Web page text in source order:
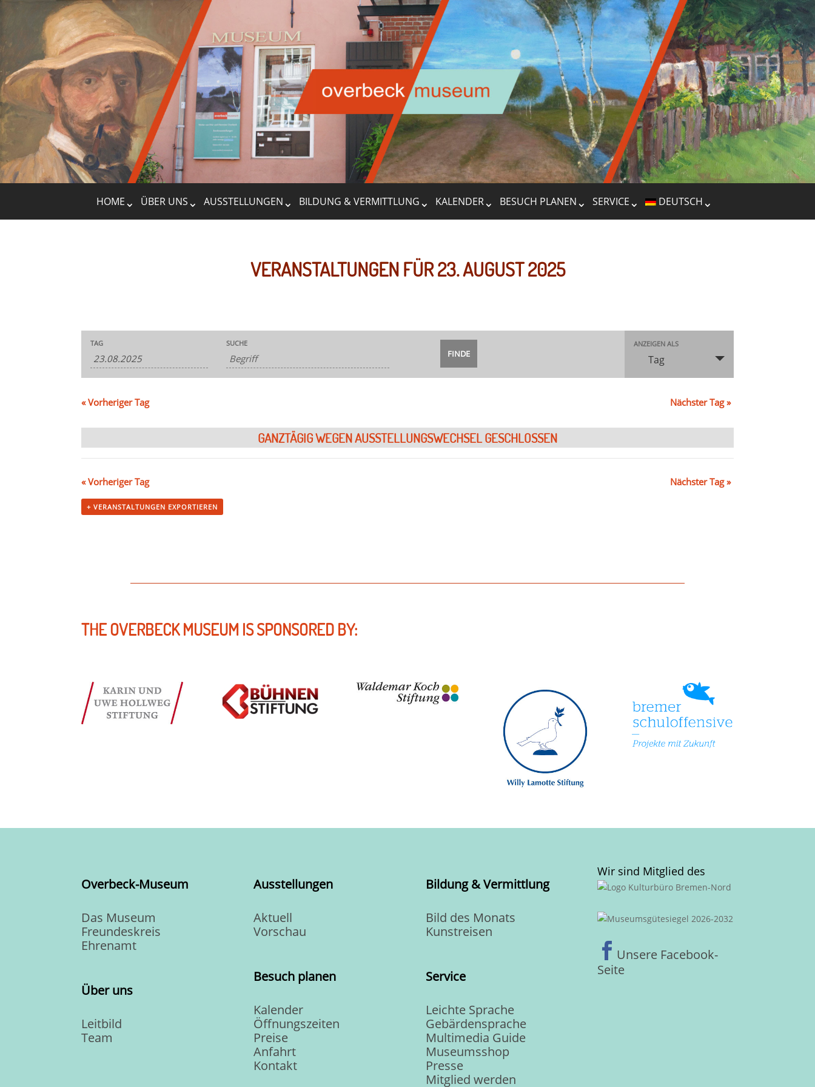
HOME ÜBER UNS AUSSTELLUNGEN BILDUNG & VERMITTLUNG KALENDER BESUCH PLANEN SERVICE DEUTSCH
VERANSTALTUNGEN FÜR 23. AUGUST 2025
Veranstaltungen
Suche
und
Navigation
Veranstaltungen
Suche
TAG SUCHE Veranstaltung
Ansichten-
ANZEIGEN ALS
Tag
«Vorheriger Tag Nächster Tag»
GANZTÄGIG
«Vorheriger Tag Nächster Tag»
+ VERANSTALTUNGEN EXPORTIEREN
THE OVERBECK MUSEUM IS SPONSORED BY:
Overbeck-Museum
Das Museum
Freundeskreis
Ehrenamt
Über uns
Leitbild
Team
Ausstellungen
Aktuell
Vorschau
Besuch planen
Kalender
Öffnungszeiten
Preise
Anfahrt
Kontakt
Bildung & Vermittlung
Bild des Monats
Kunstreisen
Service
Leichte Sprache
Gebärdensprache
Multimedia Guide
Museumsshop
Presse
Mitglied werden
Wir sind Mitglied des
 Unsere Facebook-
Seite